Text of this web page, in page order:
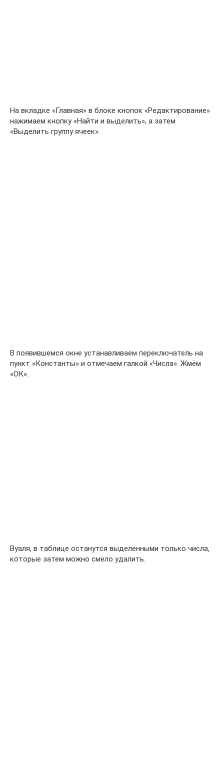
На вкладке «Главная» в блоке кнопок «Редактирование»
нажимаем кнопку «Найти и выделить», а затем
«Выделить группу ячеек».
В появившемся окне устанавливаем переключатель на
пункт «Константы» и отмечаем галкой «Числа». Жмём
«ОК».
Вуаля, в таблице останутся выделенными только числа,
которые затем можно смело удалить.